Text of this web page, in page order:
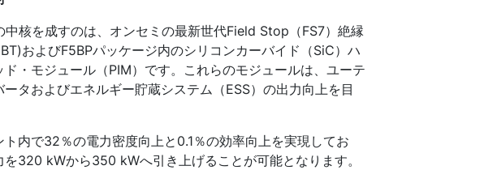
核を成すのは、オンセミの最新世代Field Stop（FS7）絶縁
およびF5BPパッケージ内のシリコンカーバイド（SiC）ハ
・モジュール（PIM）です。これらのモジュールは、ユーテ
タおよびエネルギー貯蔵システム（ESS）の出力向上を目
内で32％の電力密度向上と0.1％の効率向上を実現してお
320 kWから350 kWへ引き上げることが可能となります。